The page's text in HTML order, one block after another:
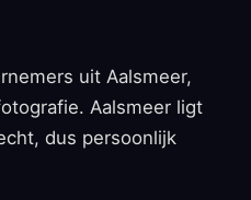
uit Aalsmeer,
Aalsmeer ligt
dus persoonlijk